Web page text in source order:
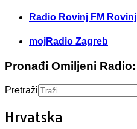
Radio Rovinj FM Rovinj
mojRadio Zagreb
Pronađi Omiljeni Radio:
Pretraži
Hrvatska